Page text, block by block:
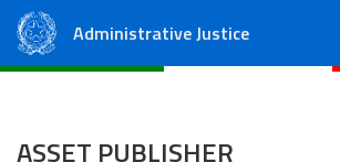
Administrative Justice
ASSET PUBLISHER